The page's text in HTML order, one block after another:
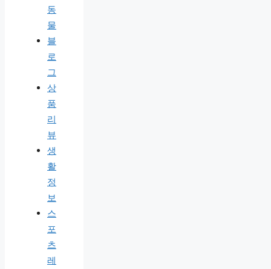
동
물
블
로
그
상
품
리
뷰
생
활
정
보
스
포
츠
레